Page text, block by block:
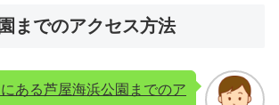
までのアクセス方法
ある芦屋海浜公園までのア